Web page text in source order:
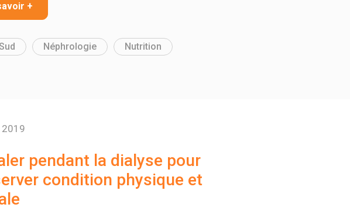
+
Néphrologie
Nutrition
2019
pendant la dialyse pour
condition physique et